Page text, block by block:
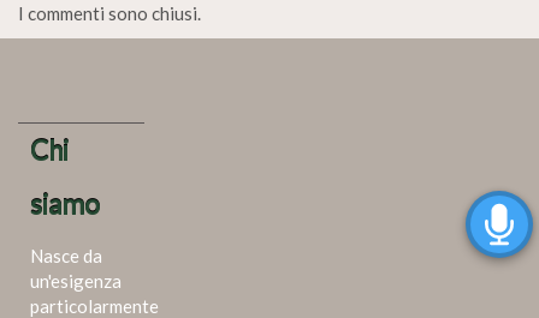
I commenti sono chiusi.
Chi
siamo
Nasce da
un'esigenza
particolarmente